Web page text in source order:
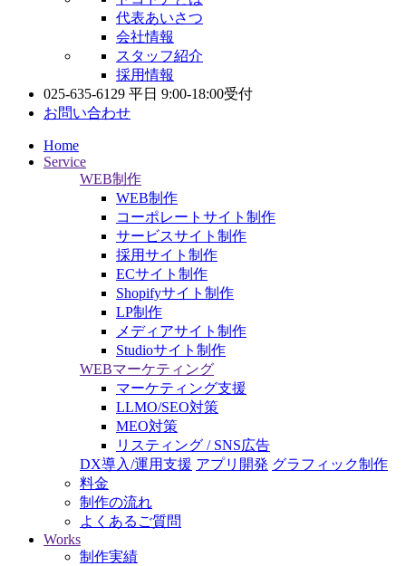
代表あいさつ
会社情報
スタッフ紹介
採用情報
025-635-6129 平日 9:00-18:00受付
お問い合わせ
Home
Service
WEB制作
WEB制作
コーポレートサイト制作
サービスサイト制作
採用サイト制作
ECサイト制作
Shopifyサイト制作
LP制作
メディアサイト制作
Studioサイト制作
WEBマーケティング
マーケティング支援
LLMO/SEO対策
MEO対策
リスティング / SNS広告
DX導入/運用支援 アプリ開発 グラフィック制作
料金
制作の流れ
よくあるご質問
Works
制作実績